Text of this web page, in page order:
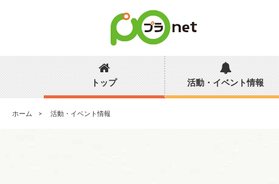
トップ 活動・イベント情報
ホーム 活動・イベント情報